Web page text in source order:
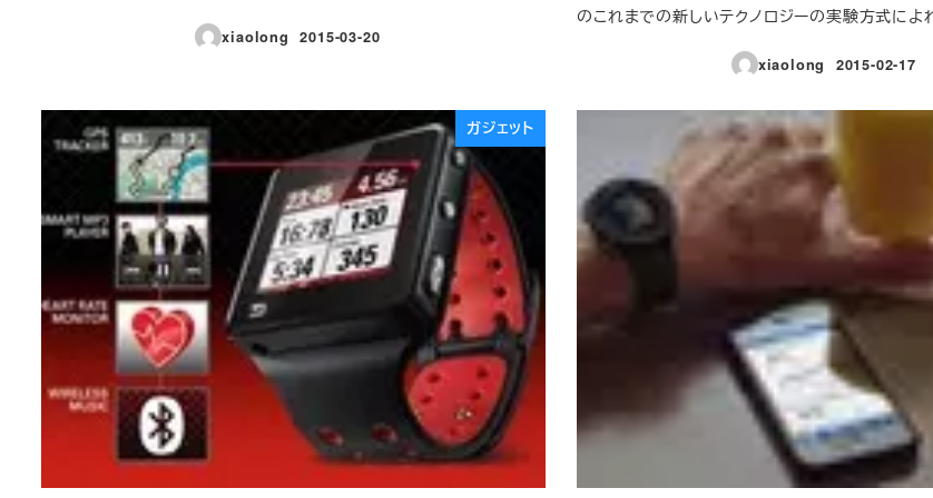
xiaolong
投稿日
2015-03-20
のこれまでの新しいテクノロジーの実験方式によ
xiaolong
投稿日
2015-02-17
ガジェット